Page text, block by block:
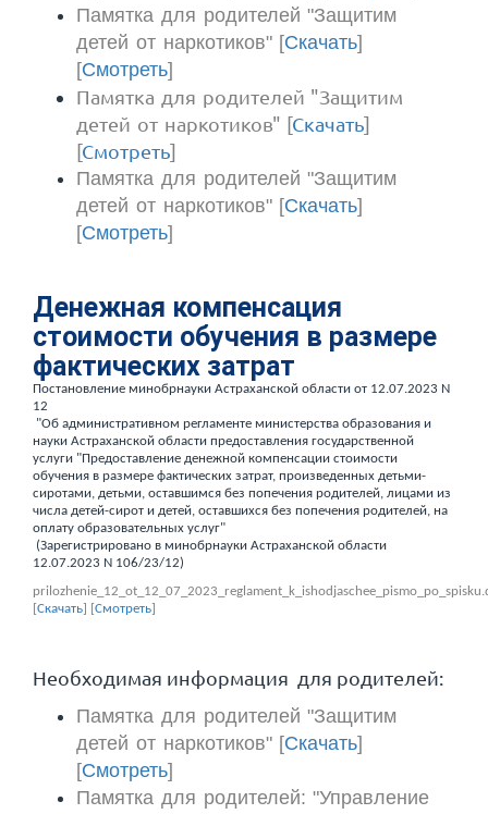
Памятка для родителей "Защитим
детей от наркотиков" [Скачать]
[Смотреть]
Памятка для родителей "Защитим
детей от наркотиков" [Скачать]
[Смотреть]
Памятка для родителей "Защитим
детей от наркотиков" [Скачать]
[Смотреть]
Денежная компенсация
стоимости обучения в размере
фактических затрат
Постановление минобрнауки Астраханской области от 12.07.2023 N
12
"Об административном регламенте министерства образования и
науки Астраханской области предоставления государственной
услуги "Предоставление денежной компенсации стоимости
обучения в размере фактических затрат, произведенных детьми-
сиротами, детьми, оставшимся без попечения родителей, лицами из
числа детей-сирот и детей, оставшихся без попечения родителей, на
оплату образовательных услуг"
(Зарегистрировано в минобрнауки Астраханской области
12.07.2023 N 106/23/12)
Скачать Смотреть
Необходимая информация для родителей:
Памятка для родителей "Защитим
детей от наркотиков" [Скачать]
[Смотреть]
Памятка для родителей: "Управление